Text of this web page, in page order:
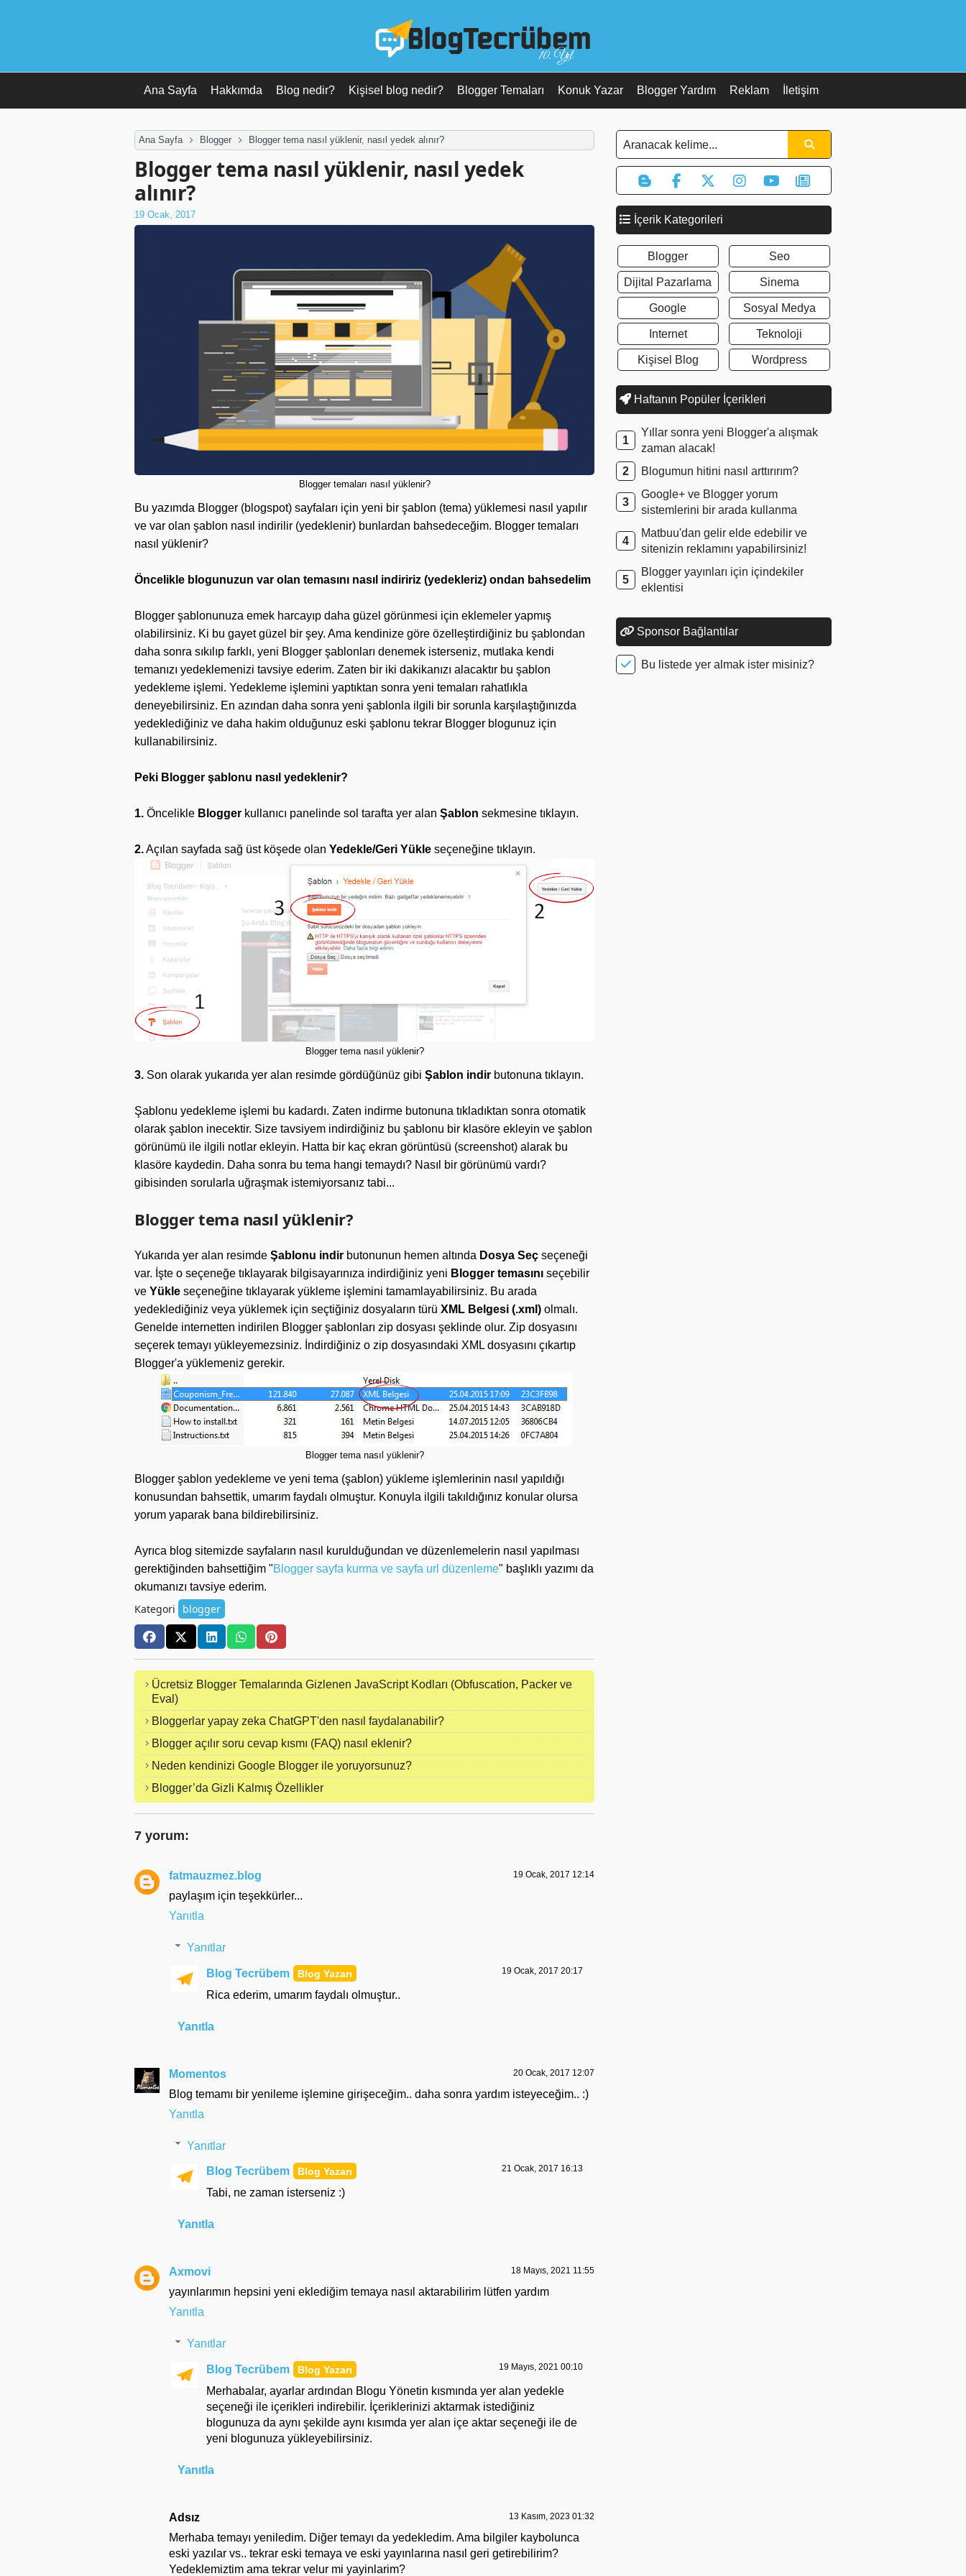
10. Yıl
Ana Sayfa Hakkımda Blog nedir? Kişisel blog nedir? Blogger Temaları Konuk Yazar Blogger Yardım Reklam İletişim
Ana Sayfa Blogger Blogger tema nasıl yüklenir, nasıl yedek alınır?
Blogger tema nasıl yüklenir, nasıl yedek
alınır?
19 Ocak, 2017
Blogger temaları nasıl yüklenir?
Bu yazımda Blogger (blogspot) sayfaları için yeni bir şablon (tema) yüklemesi nasıl yapılır
ve var olan şablon nasıl indirilir (yedeklenir) bunlardan bahsedeceğim. Blogger temaları
nasıl yüklenir?
Öncelikle blogunuzun var olan temasını nasıl indiririz (yedekleriz) ondan bahsedelim
Blogger şablonunuza emek harcayıp daha güzel görünmesi için eklemeler yapmış
olabilirsiniz. Ki bu gayet güzel bir şey. Ama kendinize göre özelleştirdiğiniz bu şablondan
daha sonra sıkılıp farklı, yeni Blogger şablonları denemek isterseniz, mutlaka kendi
temanızı yedeklemenizi tavsiye ederim. Zaten bir iki dakikanızı alacaktır bu şablon
yedekleme işlemi. Yedekleme işlemini yaptıktan sonra yeni temaları rahatlıkla
deneyebilirsiniz. En azından daha sonra yeni şablonla ilgili bir sorunla karşılaştığınızda
yedeklediğiniz ve daha hakim olduğunuz eski şablonu tekrar Blogger blogunuz için
kullanabilirsiniz.
Peki Blogger şablonu nasıl yedeklenir?
1. Öncelikle Blogger kullanıcı panelinde sol tarafta yer alan Şablon sekmesine tıklayın.
2.Açılan sayfada sağ üst köşede olan Yedekle/Geri Yükle seçeneğine tıklayın.
Blogger tema nasıl yüklenir?
3. Son olarak yukarıda yer alan resimde gördüğünüz gibi Şablon indir butonuna tıklayın.
Şablonu yedekleme işlemi bu kadardı. Zaten indirme butonuna tıkladıktan sonra otomatik
olarak şablon inecektir. Size tavsiyem indirdiğiniz bu şablonu bir klasöre ekleyin ve şablon
görünümü ile ilgili notlar ekleyin. Hatta bir kaç ekran görüntüsü (screenshot) alarak bu
klasöre kaydedin. Daha sonra bu tema hangi temaydı? Nasıl bir görünümü vardı?
gibisinden sorularla uğraşmak istemiyorsanız tabi...
Blogger tema nasıl yüklenir?
Yukarıda yer alan resimde Şablonu indir butonunun hemen altında Dosya Seç seçeneği
var. İşte o seçeneğe tıklayarak bilgisayarınıza indirdiğiniz yeni Blogger temasını seçebilir
ve Yükle seçeneğine tıklayarak yükleme işlemini tamamlayabilirsiniz. Bu arada
yedeklediğiniz veya yüklemek için seçtiğiniz dosyaların türü XML Belgesi (.xml) olmalı.
Genelde internetten indirilen Blogger şablonları zip dosyası şeklinde olur. Zip dosyasını
seçerek temayı yükleyemezsiniz. İndirdiğiniz o zip dosyasındaki XML dosyasını çıkartıp
Blogger'a yüklemeniz gerekir.
Blogger tema nasıl yüklenir?
Blogger şablon yedekleme ve yeni tema (şablon) yükleme işlemlerinin nasıl yapıldığı
konusundan bahsettik, umarım faydalı olmuştur. Konuyla ilgili takıldığınız konular olursa
yorum yaparak bana bildirebilirsiniz.
Ayrıca blog sitemizde sayfaların nasıl kurulduğundan ve düzenlemelerin nasıl yapılması
gerektiğinden bahsettiğim "Blogger sayfa kurma ve sayfa url düzenleme" başlıklı yazımı da
okumanızı tavsiye ederim.
Kategori blogger
Ücretsiz Blogger Temalarında Gizlenen JavaScript Kodları (Obfuscation, Packer ve
Eval)
Bloggerlar yapay zeka ChatGPT'den nasıl faydalanabilir?
Blogger açılır soru cevap kısmı (FAQ) nasıl eklenir?
Neden kendinizi Google Blogger ile yoruyorsunuz?
Blogger’da Gizli Kalmış Özellikler
7 yorum:
fatmauzmez.blog 19 Ocak, 2017 12:14
paylaşım için teşekkürler...
Yanıtla
Yanıtlar
Blog Tecrübem 19 Ocak, 2017 20:17
Rica ederim, umarım faydalı olmuştur..
Yanıtla
Momentos 20 Ocak, 2017 12:07
Blog temamı bir yenileme işlemine girişeceğim.. daha sonra yardım isteyeceğim.. :)
Yanıtla
Yanıtlar
Blog Tecrübem 21 Ocak, 2017 16:13
Tabi, ne zaman isterseniz :)
Yanıtla
Axmovi 18 Mayıs, 2021 11:55
yayınlarımın hepsini yeni eklediğim temaya nasıl aktarabilirim lütfen yardım
Yanıtla
Yanıtlar
Blog Tecrübem 19 Mayıs, 2021 00:10
Merhabalar, ayarlar ardından Blogu Yönetin kısmında yer alan yedekle
seçeneği ile içerikleri indirebilir. İçeriklerinizi aktarmak istediğiniz
blogunuza da aynı şekilde aynı kısımda yer alan içe aktar seçeneği ile de
yeni blogunuza yükleyebilirsiniz.
Yanıtla
Adsız 13 Kasım, 2023 01:32
Merhaba temayı yeniledim. Diğer temayı da yedekledim. Ama bilgiler kaybolunca
eski yazılar vs.. tekrar eski temaya ve eski yayınlarına nasıl geri getirebilirim?
Yedeklemiztim ama tekrar velur mi yayinlarim?
İçerik Kategorileri
Blogger
Dijital Pazarlama
Google
Internet
Kişisel Blog
Seo
Sinema
Sosyal Medya
Teknoloji
Wordpress
Haftanın Popüler İçerikleri
Yıllar sonra yeni Blogger'a alışmak
zaman alacak!
Blogumun hitini nasıl arttırırım?
Google+ ve Blogger yorum
sistemlerini bir arada kullanma
Matbuu'dan gelir elde edebilir ve
sitenizin reklamını yapabilirsiniz!
Blogger yayınları için içindekiler
eklentisi
Sponsor Bağlantılar
Bu listede yer almak ister misiniz?